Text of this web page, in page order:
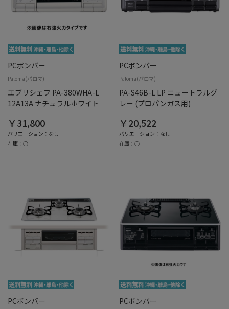
PCボンバー
Paloma(パロマ)
エブリシェフ PA-380WHA-L
12A13A ナチュラルホワイト
￥31,800
バリエーション：なし
在庫：○
PCボンバー
Paloma(パロマ)
PA-S46B-L LP ニュートラルグ
レー (プロパンガス用)
￥20,522
バリエーション：なし
在庫：○
PCボンバー PCボンバー